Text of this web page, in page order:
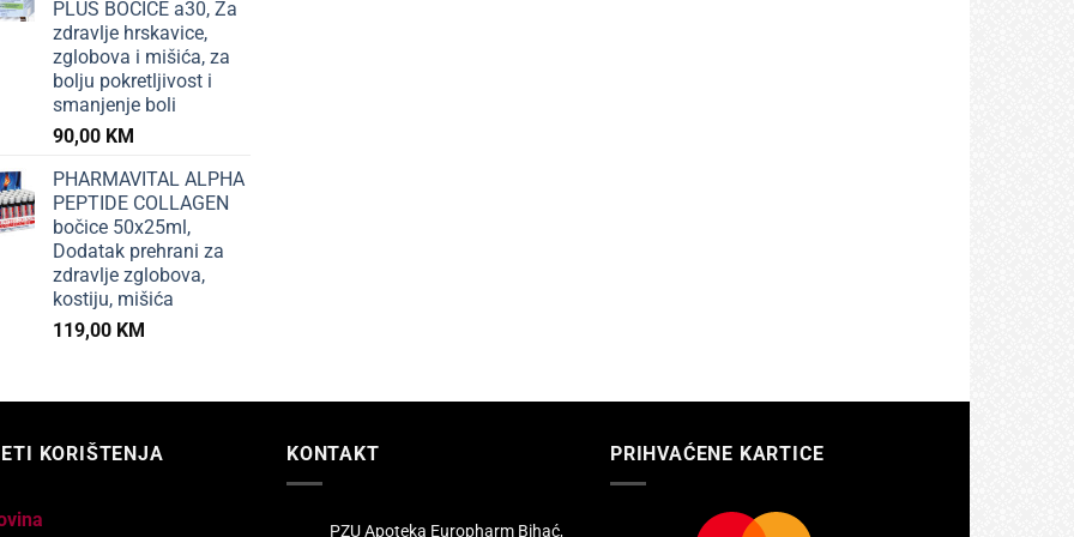
PLUS BOČICE a30, Za
zdravlje hrskavice,
zglobova i mišića, za
bolju pokretljivost i
smanjenje boli
90,00 KM
PHARMAVITAL ALPHA
PEPTIDE COLLAGEN
bočice 50x25ml,
Dodatak prehrani za
zdravlje zglobova,
kostiju, mišića
119,00 KM
KORIŠTENJA KONTAKT
PZU Apoteka Europharm Bihać,
PRIHVAĆENE KARTICE